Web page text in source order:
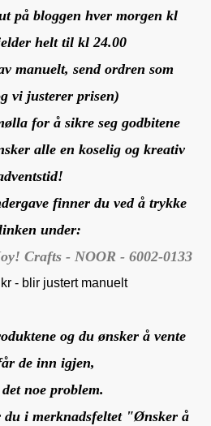
på bloggen hver morgen kl
helt til kl 24.00
manuelt, send ordren som
vi justerer prisen)
for å sikre seg godbitene
alle en koselig og kreativ
finner du ved å trykke
under:
Crafts - NOOR - 6002-0133
- blir justert manuelt
og du ønsker å vente
de inn igjen,
noe problem.
du i merknadsfeltet "Ønsker å